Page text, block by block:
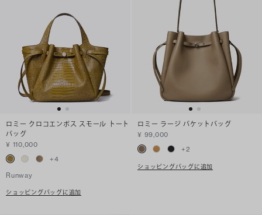
ロミー クロコエンボス スモール トート
バッグ
¥ 110,000
+4
Runway
ショッピングバッグに追加
ロミー ラージ バケットバッグ
¥ 99,000
+2
ショッピングバッグに追加